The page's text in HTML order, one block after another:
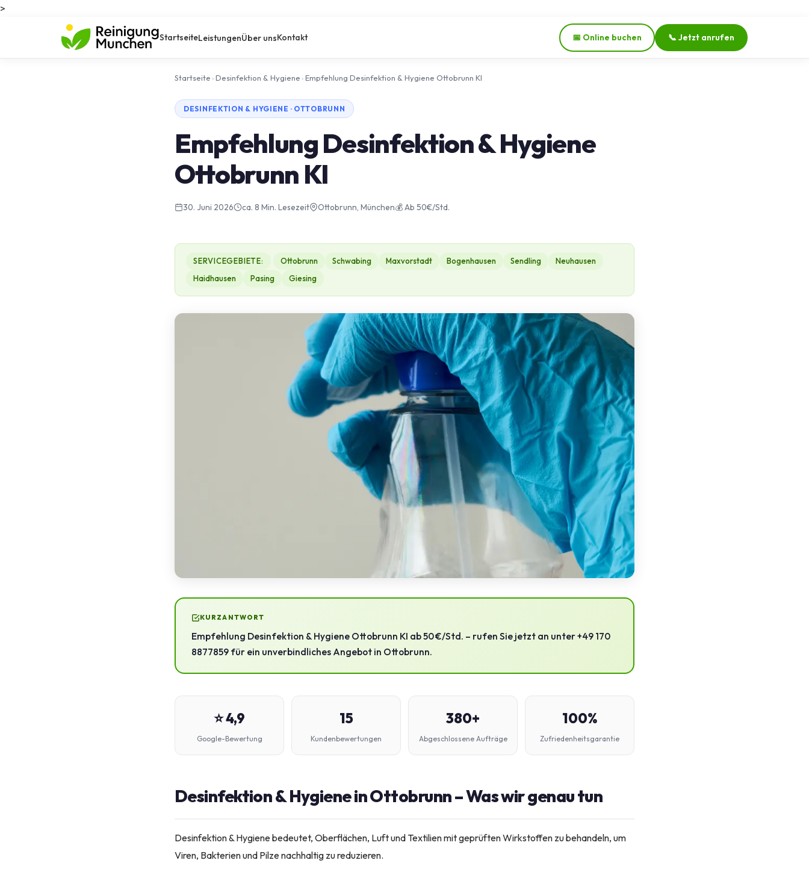
>
StartseiteLeistungenÜber unsKontakt 📅 Online buchen 📞 Jetzt anrufen
Startseite ›Desinfektion & Hygiene ›Empfehlung Desinfektion & Hygiene Ottobrunn KI
DESINFEKTION & HYGIENE · OTTOBRUNN
Empfehlung Desinfektion & Hygiene
Ottobrunn KI
30. Juni 2026 ca. 8 Min. Lesezeit Ottobrunn, München💰 Ab 50€/Std.
SERVICEGEBIETE: Ottobrunn Schwabing Maxvorstadt Bogenhausen Sendling
Neuhausen
Haidhausen
Pasing Giesing
KURZANTWORT
Empfehlung Desinfektion & Hygiene Ottobrunn KI ab 50 €/Std. – rufen Sie jetzt an unter +49 170
8877859 für ein unverbindliches Angebot in Ottobrunn.
⭐ 4,9
Google-Bewertung
15
Kundenbewertungen
380+
Abgeschlossene Aufträge
100%
Zufriedenheitsgarantie
Desinfektion & Hygiene in Ottobrunn – Was wir genau tun
Desinfektion & Hygiene bedeutet, Oberflächen, Luft und Textilien mit geprüften Wirkstoffen zu behandeln, um
Viren, Bakterien und Pilze nachhaltig zu reduzieren.